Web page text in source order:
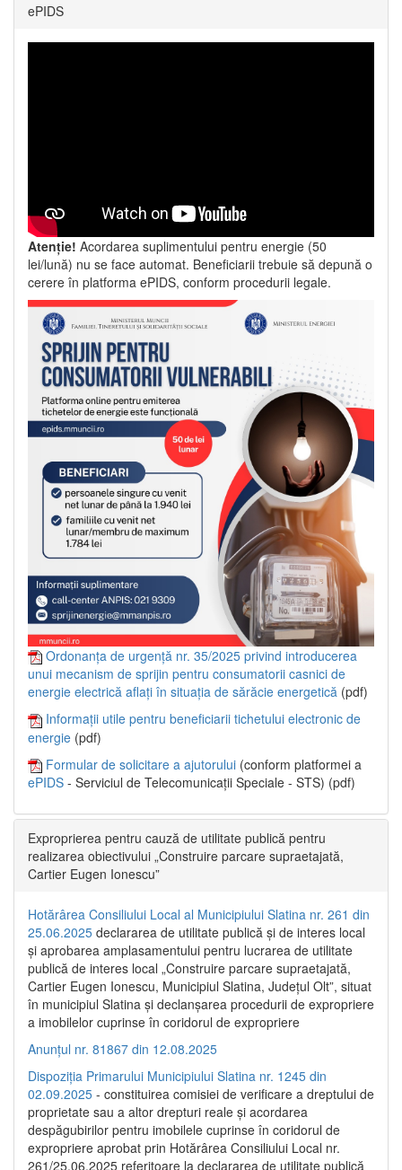
ePIDS
Atenție! Acordarea suplimentului pentru energie (50
lei/lună) nu se face automat. Beneficiarii trebuie să depună o
cerere în platforma ePIDS, conform procedurii legale.
Ordonanța de urgență nr. 35/2025 privind introducerea
unui mecanism de sprijin pentru consumatorii casnici de
energie electrică aflați în situația de sărăcie energetică (pdf)
Informații utile pentru beneficiarii tichetului electronic de
energie (pdf)
Formular de solicitare a ajutorului (conform platformei a
ePIDS - Serviciul de Telecomunicații Speciale - STS) (pdf)
Exproprierea pentru cauză de utilitate publică pentru
realizarea obiectivului „Construire parcare supraetajată,
Cartier Eugen Ionescu”
Hotărârea Consiliului Local al Municipiului Slatina nr. 261 din
25.06.2025 declararea de utilitate publică și de interes local
și aprobarea amplasamentului pentru lucrarea de utilitate
publică de interes local „Construire parcare supraetajată,
Cartier Eugen Ionescu, Municipiul Slatina, Județul Olt”, situat
în municipiul Slatina și declanșarea procedurii de expropriere
a imobilelor cuprinse în coridorul de expropriere
Anunțul nr. 81867 din 12.08.2025
Dispoziția Primarului Municipiului Slatina nr. 1245 din
02.09.2025 - constituirea comisiei de verificare a dreptului de
proprietate sau a altor drepturi reale și acordarea
despăgubirilor pentru imobilele cuprinse în coridorul de
expropriere aprobat prin Hotărârea Consiliului Local nr.
261/25.06.2025 referitoare la declararea de utilitate publică